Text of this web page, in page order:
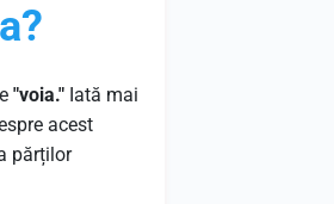
"voia." Iată mai
acest
părților